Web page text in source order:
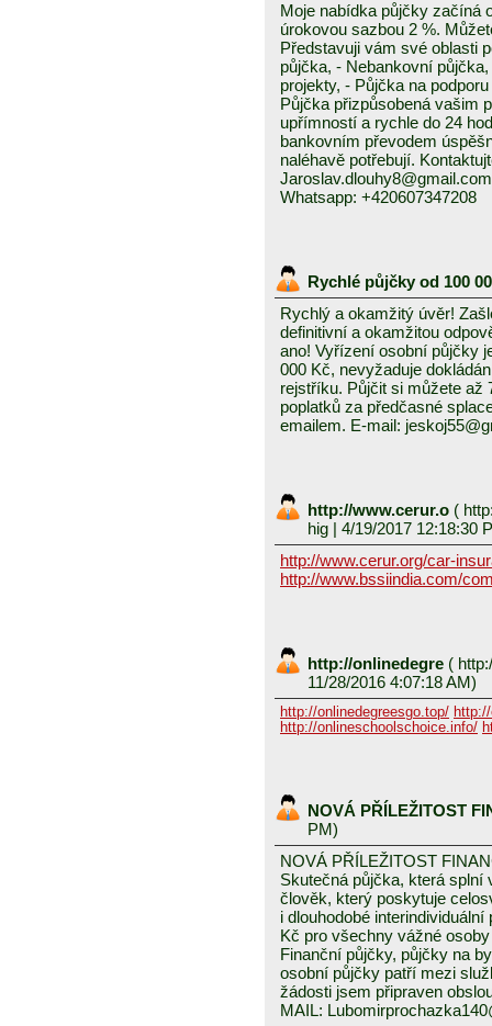
Moje nabídka půjčky začíná
úrokovou sazbou 2 %.
Představuji vám své oblasti
půjčka, - Nebankovní
projekty, - Půjčka na
Půjčka přizpůsobená vašim
upřímností a rychle do 24
bankovním převodem
naléhavě potřebují.
Jaroslav.dlouhy8@gmail.com
Whatsapp: +420607347208
Rychlé půjčky od 100
Rychlý a okamžitý úvěr!
definitivní a okamžitou
ano! Vyřízení osobní půjčky
000 Kč, nevyžaduje
rejstříku. Půjčit si můžete až
poplatků za předčasné
emailem. E-mail:
http://www.cerur.o (
hig | 4/19/2017 12:18:30
http://www.cerur.org/car-
http://www.bssiindia.com/
http://onlinedegre (
11/28/2016 4:07:18 AM)
http://onlinedegreesgo.top/
http://onlineschoolschoice.info/
NOVÁ PŘÍLEŽITOST
PM)
NOVÁ PŘÍLEŽITOST
Skutečná půjčka, která
člověk, který poskytuje
i dlouhodobé
Kč pro všechny vážné
Finanční půjčky, půjčky na
osobní půjčky patří mezi
žádosti jsem připraven
MAIL: